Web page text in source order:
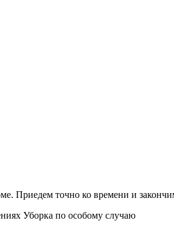
Приедем точно ко времени и
Уборка по особому случаю